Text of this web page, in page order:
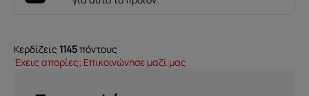
Κερδίζεις 1145πόντους
Έχεις απορίες; Επικοινώνησε μαζί μας